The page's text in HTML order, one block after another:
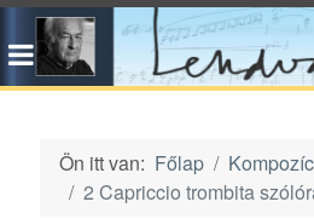
Ön itt van: Főlap
2 Capriccio trombita